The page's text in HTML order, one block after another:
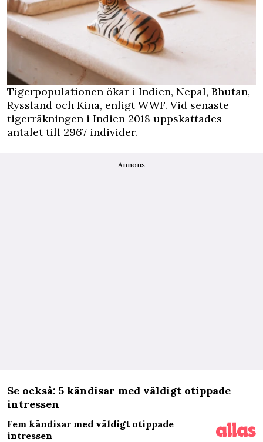
Tigerpopulationen ökar i Indien, Nepal, Bhutan,
Ryssland och Kina, enligt WWF. Vid senaste
tigerräkningen i Indien 2018 uppskattades
antalet till 2967 individer.
Annons
Se också: 5 kändisar med väldigt otippade
intressen
Fem kändisar med väldigt otippade
intressen